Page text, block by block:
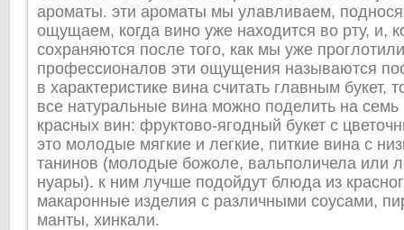
ароматы. эти ароматы мы улавливаем, поднося
ощущаем, когда вино уже находится во рту, и,
сохраняются после того, как мы уже
профессионалов эти ощущения называются
в характеристике вина считать главным букет,
все натуральные вина можно поделить на семь
красных вин: фруктово-ягодный букет с
это молодые мягкие и легкие, питкие вина с
танинов (молодые божоле, вальполичела или
нуары). к ним лучше подойдут блюда из
макаронные изделия с различными соусами,
манты, хинкали.